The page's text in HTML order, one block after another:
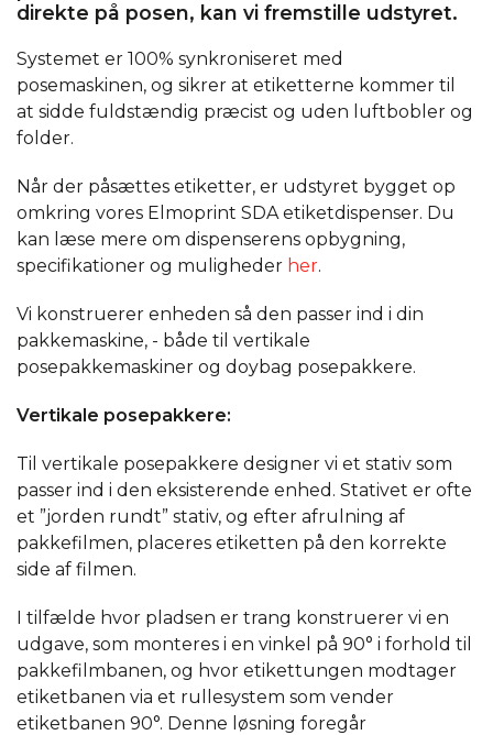
direkte på posen, kan vi fremstille udstyret.
Systemet er 100% synkroniseret med
posemaskinen, og sikrer at etiketterne kommer til
at sidde fuldstændig præcist og uden luftbobler og
folder.
Når der påsættes etiketter, er udstyret bygget op
omkring vores Elmoprint SDA etiketdispenser. Du
kan læse mere om dispenserens opbygning,
specifikationer og muligheder her.
Vi konstruerer enheden så den passer ind i din
pakkemaskine, - både til vertikale
posepakkemaskiner og doybag posepakkere.
Vertikale posepakkere:
Til vertikale posepakkere designer vi et stativ som
passer ind i den eksisterende enhed. Stativet er ofte
et ”jorden rundt” stativ, og efter afrulning af
pakkefilmen, placeres etiketten på den korrekte
side af filmen.
I tilfælde hvor pladsen er trang konstruerer vi en
udgave, som monteres i en vinkel på 90° i forhold til
pakkefilmbanen, og hvor etikettungen modtager
etiketbanen via et rullesystem som vender
etiketbanen 90°. Denne løsning foregår